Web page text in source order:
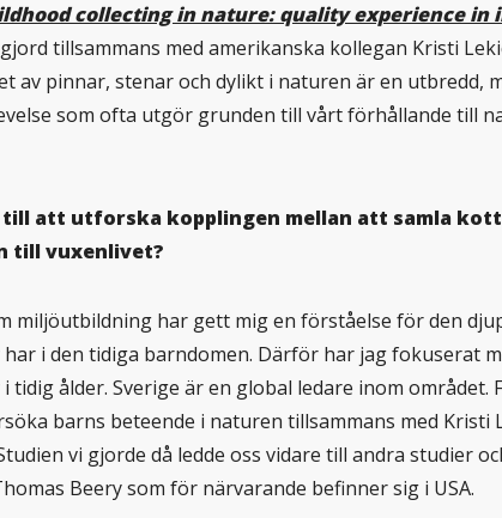
collecting in nature: quality experience in
tillsammans med amerikanska kollegan Kristi
av pinnar, stenar och dylikt i naturen är en utbredd,
som ofta utgör grunden till vårt förhållande till
till att utforska kopplingen mellan att samla
till vuxenlivet?
miljöutbildning har gett mig en förståelse för den
i den tidiga barndomen. Därför har jag fokuserat
tidig ålder. Sverige är en global ledare inom området.
barns beteende i naturen tillsammans med Kristi
vi gjorde då ledde oss vidare till andra studier
Beery som för närvarande befinner sig i USA.